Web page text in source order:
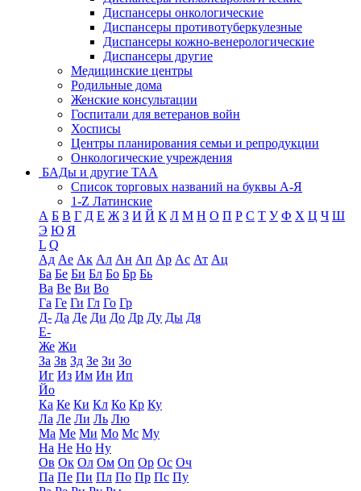
Диспансеры онкологические
Диспансеры противотуберкулезные
Диспансеры кожно-венерологические
Диспансеры другие
Медицинские центры
Родильные дома
Женские консультации
Госпитали для ветеранов войн
Хосписы
Центры планирования семьи и репродукции
Онкологические учреждения
БАДы и другие ТАА
Список торговых названий на буквы А-Я
1-Z Латинские
А Б В Г Д Е Ж З И Й К Л М Н О П Р С Т У Ф Х Ц Ч Ш
Э Ю Я
L Q
Ад Ае Ак Ал Ан Ап Ар Ас Ат Ац
Ба Бе Би Бл Бо Бр Бь
Ва Ве Ви Во
Га Ге Ги Гл Го Гр
Д- Да Де Ди До Др Ду Ды Дя
Е-
Же Жи
За Зв Зд Зе Зи Зо
Иг Из Им Ин Ип
Йо
Ка Ке Ки Кл Ко Кр Ку
Ла Ле Ли Ль Лю
Ма Ме Ми Мо Мс Му
На Не Но Ну
Ов Ок Ол Ом Оп Ор Ос Оч
Па Пе Пи Пл По Пр Пс Пу